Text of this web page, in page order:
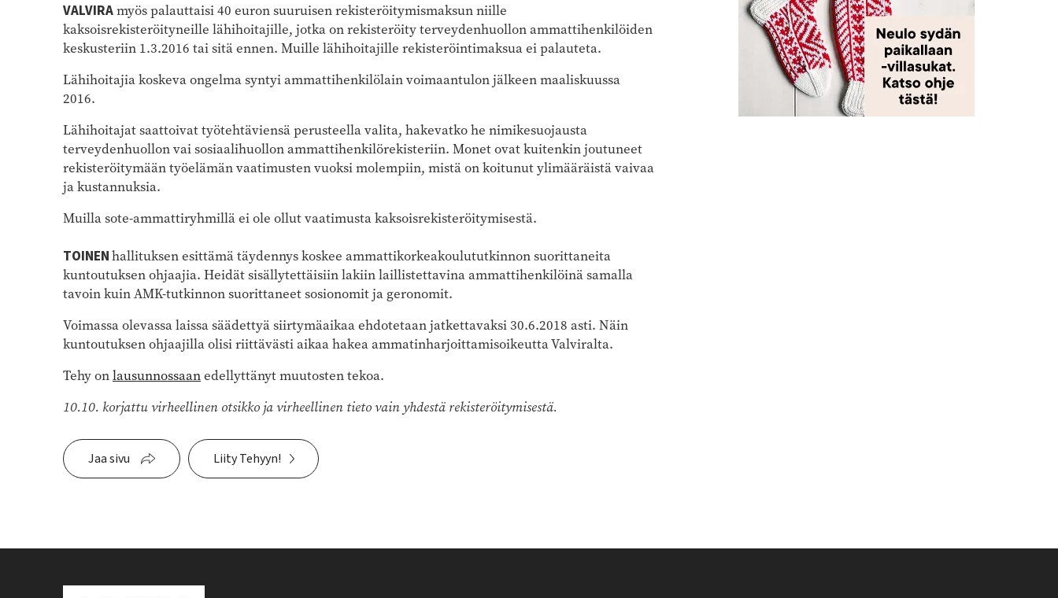
VALVIRAmyös palauttaisi 40 euron suuruisen rekisteröitymismaksun niille
kaksoisrekisteröityneille lähihoitajille, jotka on rekisteröity terveydenhuollon ammattihenkilöiden
keskusteriin 1.3.2016 tai sitä ennen. Muille lähihoitajille rekisteröintimaksua ei palauteta.
Lähihoitajia koskeva ongelma syntyi ammattihenkilölain voimaantulon jälkeen maaliskuussa
2016.
Lähihoitajat saattoivat työtehtäviensä perusteella valita, hakevatko he nimikesuojausta
terveydenhuollon vai sosiaalihuollon ammattihenkilörekisteriin. Monet ovat kuitenkin joutuneet
rekisteröitymään työelämän vaatimusten vuoksi molempiin, mistä on koitunut ylimääräistä vaivaa
ja kustannuksia.
Muilla sote-ammattiryhmillä ei ole ollut vaatimusta kaksoisrekisteröitymisestä.
TOINENhallituksen esittämä täydennys koskee ammattikorkeakoulututkinnon suorittaneita
kuntoutuksen ohjaajia. Heidät sisällytettäisiin lakiin laillistettavina ammattihenkilöinä samalla
tavoin kuin AMK-tutkinnon suorittaneet sosionomit ja geronomit.
Voimassa olevassa laissa säädettyä siirtymäaikaa ehdotetaan jatkettavaksi 30.6.2018 asti. Näin
kuntoutuksen ohjaajilla olisi riittävästi aikaa hakea ammatinharjoittamisoikeutta Valviralta.
Tehy onlausunnossaanedellyttänyt muutosten tekoa.
10.10. korjattu virheellinen otsikko ja virheellinen tieto vain yhdestä rekisteröitymisestä.
Jaa sivu Liity Tehyyn!